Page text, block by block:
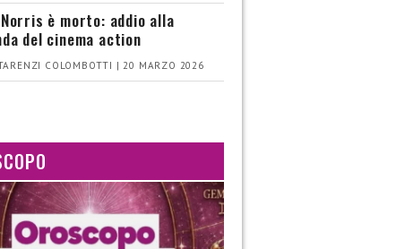
è morto: addio alla
del cinema action
COLOMBOTTI | 20 MARZO 2026